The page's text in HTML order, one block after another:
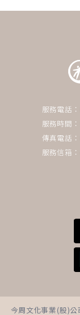
服務電話
服務時間
傳真電話
服務信箱：
今周文化事業(股)